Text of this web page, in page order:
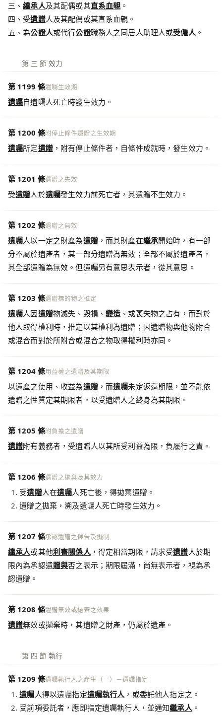
三、繼承人及其配偶或其直系血親。
四、受遺贈人及其配偶或其直系血親。
五、為公證人或代行公證職務人之同居人助理人或受僱人。
第 三 節 效力
第 1199 條遺囑生效期
遺囑自遺囑人死亡時發生效力。
第 1200 條附停止條件遺贈之生效期
遺囑所定遺贈，附有停止條件者，自條件成就時，發生效力。
第 1201 條遺贈之失效
受遺贈人於遺囑發生效力前死亡者，其遺贈不生效力。
第 1202 條遺贈之無效
遺囑人以一定之財產為遺贈，而其財產在繼承開始時，有一部
分不屬於遺產者，其一部分遺贈為無效；全部不屬於遺產者，
其全部遺贈為無效。但遺囑另有意思表示者，從其意思。
第 1203 條遺贈標的物之推定
遺囑人因遺贈物滅失、毀損、 變造 、或喪失物之占有，而對於
他人取得權利時，推定以其權利為遺贈；因遺贈物與他物附合
或混合而對於所附合或混合之物取得權利時亦同。
第 1204 條用益權之遺贈及其期限
以遺產之使用、收益為遺贈，而遺囑未定返還期限，並不能依
遺贈之性質定其期限者，以受遺贈人之終身為其期限。
第 1205 條附負擔之遺贈
遺贈附有義務者，受遺贈人以其所受利益為限，負履行之責。
第 1206 條遺贈之拋棄及其效力
受遺贈人在遺囑人死亡後，得拋棄遺贈。
遺贈之拋棄，溯及遺囑人死亡時發生效力。
第 1207 條承認遺贈之催告及擬制
繼承人或其他利害關係人，得定相當期限，請求受遺贈人於期
限內為承認遺贈與否之表示；期限屆滿，尚無表示者，視為承
認遺贈。
第 1208 條遺贈無效或拋棄之效果
遺贈無效或拋棄時，其遺贈之財產，仍屬於遺產。
第 四 節 執行
第 1209 條遺囑執行人之產生（一）－遺囑指定
遺囑人得以遺囑指定遺囑執行人，或委託他人指定之。
受前項委託者，應即指定遺囑執行人，並通知繼承人。